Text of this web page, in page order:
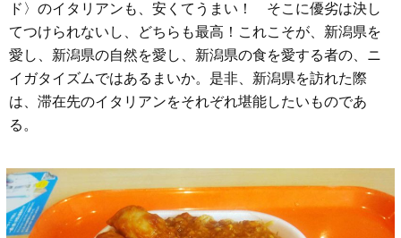
ド〉のイタリアンも、安くてうまい！ そこに優劣は決し
てつけられないし、どちらも最高！これこそが、新潟県を
愛し、新潟県の自然を愛し、新潟県の食を愛する者の、ニ
イガタイズムではあるまいか。是非、新潟県を訪れた際
は、滞在先のイタリアンをそれぞれ堪能したいものであ
る。